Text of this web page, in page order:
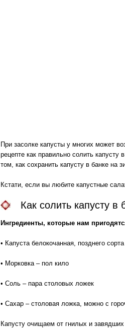
При засолке капусты у многих может
рецепте как правильно солить
том, как сохранить капусту в банке на
Кстати, если вы любите капустные
Как солить капусту в
Ингредиенты, которые нам
• Капуста белокочанная, позднего
• Морковка – пол кило
• Соль – пара столовых ложек
• Сахар – столовая ложка, можно с
Капусту очищаем от гнилых и